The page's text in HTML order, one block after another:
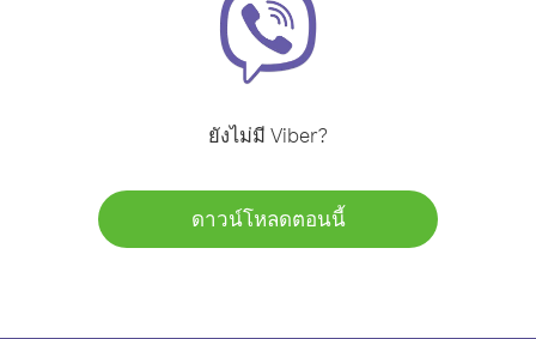
ยังไม่มี Viber?
ดาวน์โหลดตอนนี้